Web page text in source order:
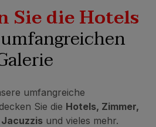
Sie die Hotels
umfangreiche
Sie die Hotels, Zimmer,
und vieles mehr.